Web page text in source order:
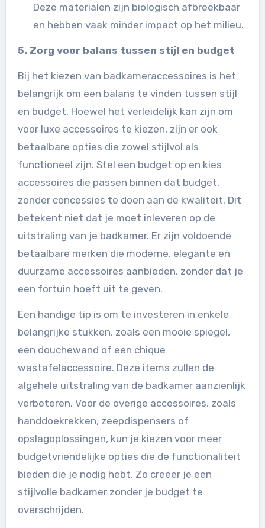
Deze materialen zijn biologisch afbreekbaar
en hebben vaak minder impact op het milieu.
5. Zorg voor balans tussen stijl en budget
Bij het kiezen van badkameraccessoires is het
belangrijk om een balans te vinden tussen stijl
en budget. Hoewel het verleidelijk kan zijn om
voor luxe accessoires te kiezen, zijn er ook
betaalbare opties die zowel stijlvol als
functioneel zijn. Stel een budget op en kies
accessoires die passen binnen dat budget,
zonder concessies te doen aan de kwaliteit. Dit
betekent niet dat je moet inleveren op de
uitstraling van je badkamer. Er zijn voldoende
betaalbare merken die moderne, elegante en
duurzame accessoires aanbieden, zonder dat je
een fortuin hoeft uit te geven.
Een handige tip is om te investeren in enkele
belangrijke stukken, zoals een mooie spiegel,
een douchewand of een chique
wastafelaccessoire. Deze items zullen de
algehele uitstraling van de badkamer aanzienlijk
verbeteren. Voor de overige accessoires, zoals
handdoekrekken, zeepdispensers of
opslagoplossingen, kun je kiezen voor meer
budgetvriendelijke opties die de functionaliteit
bieden die je nodig hebt. Zo creëer je een
stijlvolle badkamer zonder je budget te
overschrijden.